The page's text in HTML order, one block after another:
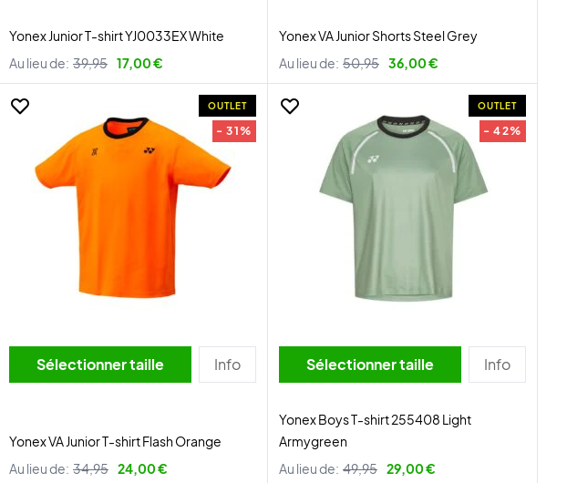
Yonex Junior T-shirt YJ0033EX White
Au lieu de: 39,95 17,00 €
Yonex VA Junior Shorts Steel Grey
Au lieu de: 50,95 36,00 €
OUTLET
- 31%
Sélectionner taille Info
Yonex VA Junior T-shirt Flash Orange
Au lieu de: 34,95 24,00 €
OUTLET
- 42%
Sélectionner taille Info
Yonex Boys T-shirt 255408 Light
Armygreen
Au lieu de: 49,95 29,00 €